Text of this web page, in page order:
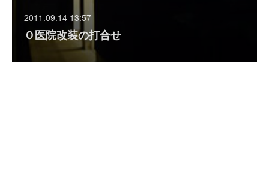
2011.09.14 13:57
Ｏ医院改装の打合せ